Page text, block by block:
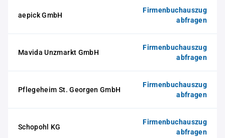
aepick GmbH
Firmenbuchauszug
abfragen
Mavida Unzmarkt GmbH
Firmenbuchauszug
abfragen
Pflegeheim St. Georgen GmbH
Firmenbuchauszug
abfragen
Schopohl KG
Firmenbuchauszug
abfragen